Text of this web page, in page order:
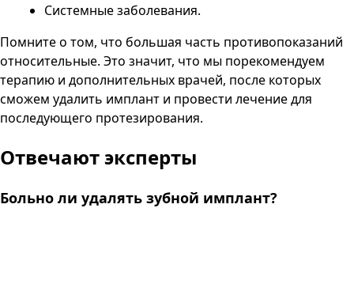
Системные заболевания.
Помните о том, что большая часть противопоказаний
относительные. Это значит, что мы порекомендуем
терапию и дополнительных врачей, после которых
сможем удалить имплант и провести лечение для
последующего протезирования.
Отвечают эксперты
Больно ли удалять зубной имплант?